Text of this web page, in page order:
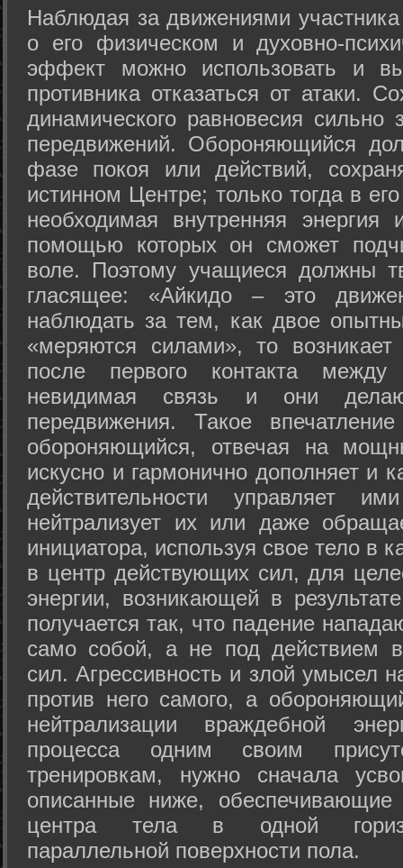
Hаблюдая за движениями
о его физическом и духовно-
эффект можно использовать и
противника отказаться от атаки.
динамического равновесия сильно
передвижений. Обороняющийся
фазе покоя или действий,
истинном Центре; только тогда в
необходимая внутренняя
помощью которых он сможет
воле. Поэтому учащиеся должны
гласящее: «Айкидо – это
наблюдать за тем, как двое
«меряются силами», то возникает
после первого контакта
невидимая связь и они
передвижения. Такое
обороняющийся, отвечая на
искусно и гармонично дополняет и
действительности управляет
нейтрализует их или даже
инициатора, используя свое тело в
в центр действующих сил, для
энергии, возникающей в
получается так, что падение
само собой, а не под действием
сил. Агрессивность и злой умысел
против него самого, а
нейтрализации враждебной
процесса одним своим
тренировкам, нужно сначала
описанные ниже, обеспечивающие
центра тела в одной
параллельной поверхности пола.